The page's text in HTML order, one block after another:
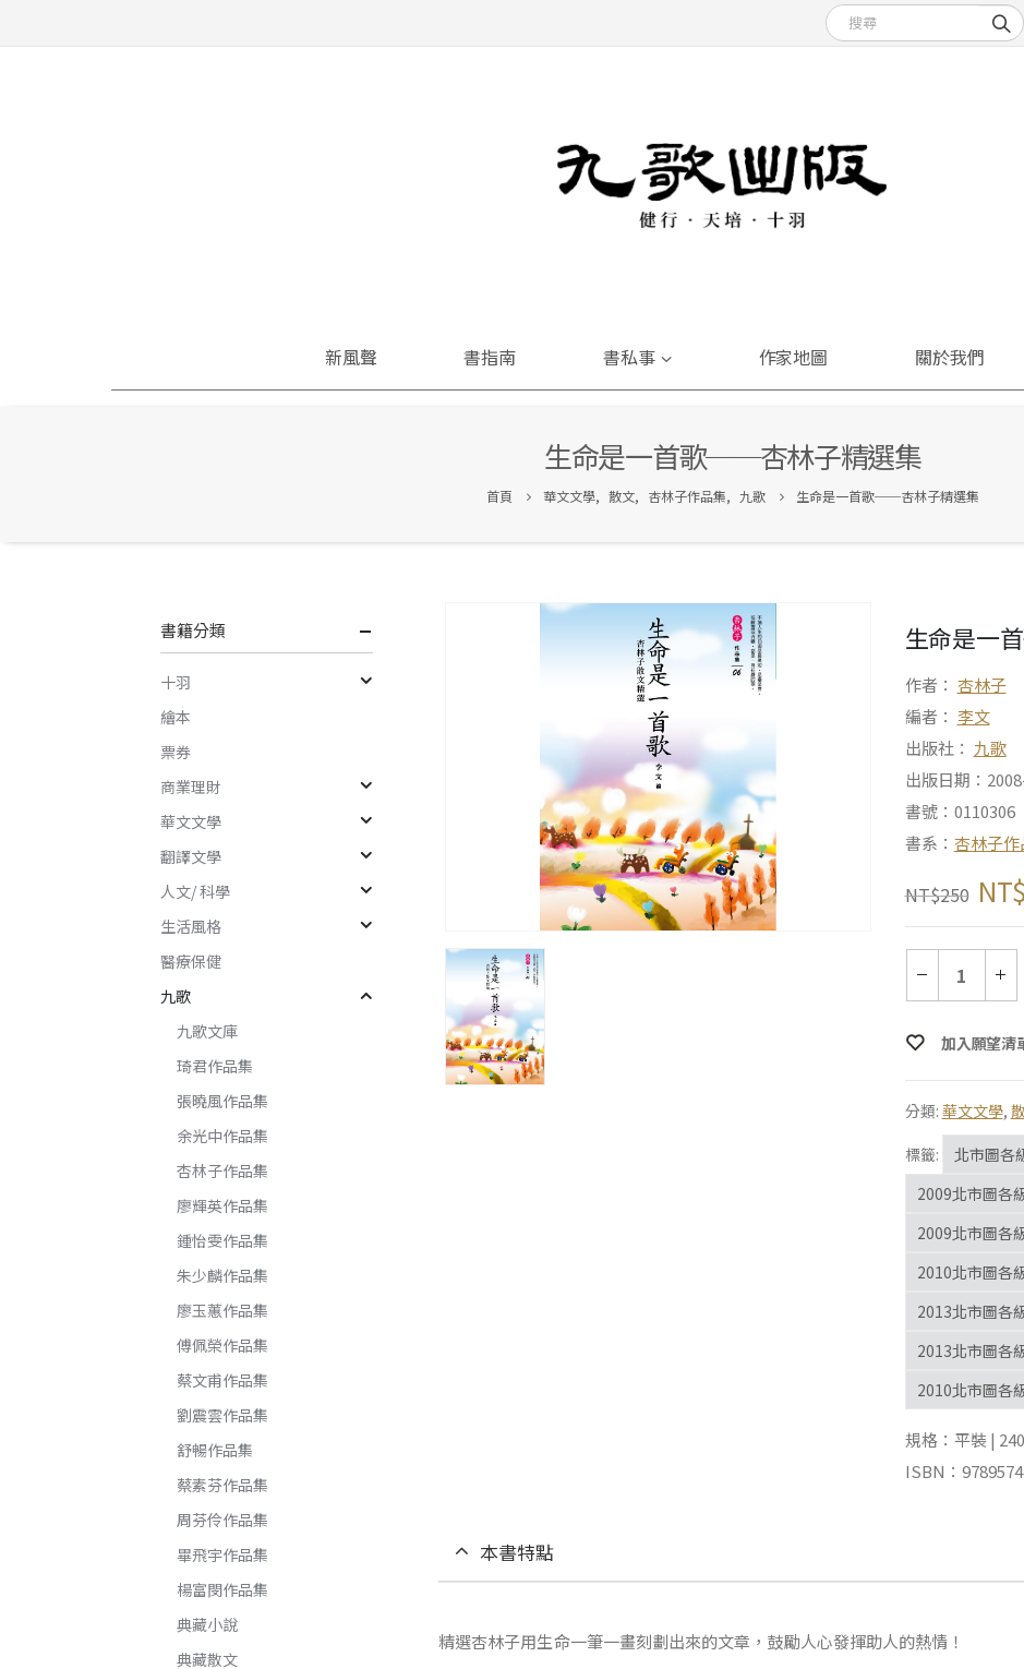
新風聲 書指南 書私事 作家地圖 關於我們
生命是一首歌──杏林子精選集
首頁 華文文學, 散文, 杏林子作品集, 九歌 生命是一首歌──杏林子精選集
生命是一
作者： 杏林子
編者： 李文
出版社： 九歌
出版日期：
書號：0110306
書系： 杏林子作
NT$250 NT$
加入願望清
分類: 華文文學,
標籤:
北市圖各
2009北市圖各
2009北市圖各
2010北市圖各
2013北市圖各
2013北市圖各
2010北市圖各
規格：平裝 |
ISBN：
本書特點
精選杏林子用生命一筆一畫刻劃出來的文章，鼓勵人心發揮助人的熱情！
書籍分類
十羽
繪本
票券
商業理財
華文文學
翻譯文學
人文/ 科學
生活風格
醫療保健
九歌
九歌文庫
琦君作品集
張曉風作品集
余光中作品集
杏林子作品集
廖輝英作品集
鍾怡雯作品集
朱少麟作品集
廖玉蕙作品集
傅佩榮作品集
蔡文甫作品集
劉震雲作品集
舒暢作品集
蔡素芬作品集
周芬伶作品集
畢飛宇作品集
楊富閔作品集
典藏小說
典藏散文